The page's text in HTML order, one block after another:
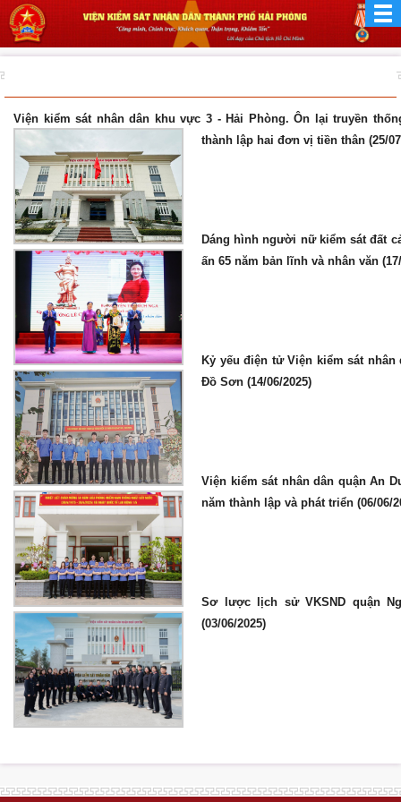
Viện kiểm sát nhân dân khu vực 3 - Hải Phòng. Ôn lại truyền
thành lập hai đơn vị tiền thân (25/
Dáng hình người nữ kiểm sát đất
ấn 65 năm bản lĩnh và nhân văn
Kỷ yếu điện tử Viện kiểm sát nhân
Đồ Sơn (14/06/2025)
Viện kiểm sát nhân dân quận An
năm thành lập và phát triển (06/06/
Sơ lược lịch sử VKSND quận
(03/06/2025)